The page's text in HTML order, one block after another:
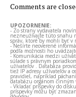
Comments are
UPOZORNENIE:
- Zo strany vydavateľa
nezneužívajte túto snahu
správ, ktoré by mohli byť v
- Nešírte neoverené
podľa možnosti ho
- Komunikácia medzi
súlade s právnym
užívateľov . Databáza
tiež IP adresy užívateľov a
pravidiel, napríklad
databázu orgánom
- Vkladať príspevky do
príspevky môžu byť